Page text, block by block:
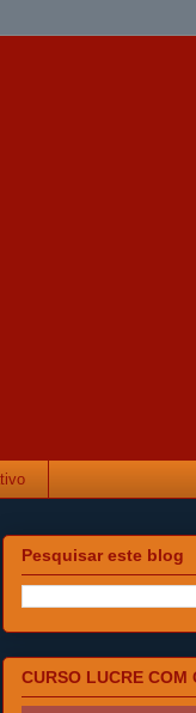
Pesquisar este blog
CURSO LUCRE COM